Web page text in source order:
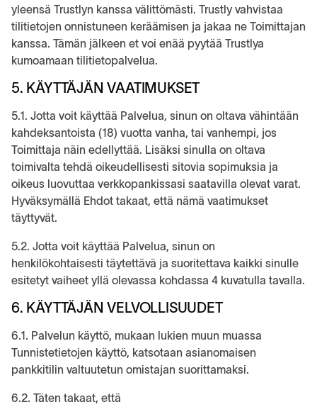
yleensä Trustlyn kanssa välittömästi. Trustly vahvistaa
tilitietojen onnistuneen keräämisen ja jakaa ne Toimittajan
kanssa. Tämän jälkeen et voi enää pyytää Trustlya
kumoamaan tilitietopalvelua.
5. KÄYTTÄJÄN VAATIMUKSET
5.1. Jotta voit käyttää Palvelua, sinun on oltava vähintään
kahdeksantoista (18) vuotta vanha, tai vanhempi, jos
Toimittaja näin edellyttää. Lisäksi sinulla on oltava
toimivalta tehdä oikeudellisesti sitovia sopimuksia ja
oikeus luovuttaa verkkopankissasi saatavilla olevat varat.
Hyväksymällä Ehdot takaat, että nämä vaatimukset
täyttyvät.
5.2. Jotta voit käyttää Palvelua, sinun on
henkilökohtaisesti täytettävä ja suoritettava kaikki sinulle
esitetyt vaiheet yllä olevassa kohdassa 4 kuvatulla tavalla.
6. KÄYTTÄJÄN VELVOLLISUUDET
6.1. Palvelun käyttö, mukaan lukien muun muassa
Tunnistetietojen käyttö, katsotaan asianomaisen
pankkitilin valtuutetun omistajan suorittamaksi.
6.2. Täten takaat, että